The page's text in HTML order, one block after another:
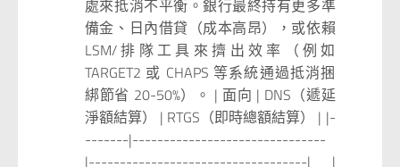
處來抵消不平衡。銀行最終持有更多準
備金、日內借貸（成本高昂），或依賴
LSM/排隊工具來擠出效率（例如
TARGET2 或 CHAPS 等系統通過抵消捆
綁節省 20-50%）。 | 面向 | DNS（遞延
淨額結算） | RTGS（即時總額結算） | |-
-------|-------------------------------
|-----------------------------------| |